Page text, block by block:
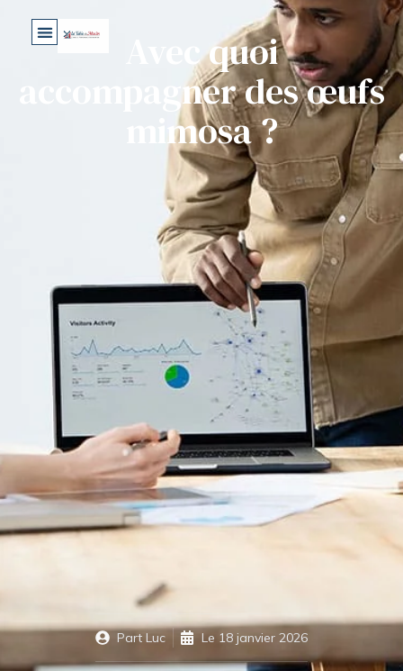
Avec quoi
accompagner des œufs
mimosa ?
Part Luc Le 18 janvier 2026